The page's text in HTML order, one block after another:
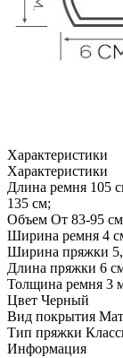
Характеристики
Характеристики
Длина ремня 105
135 см;
Объем От 83-95
Ширина ремня 4
Ширина пряжки
Длина пряжки 6
Толщина ремня 3
Цвет Черный
Вид покрытия
Тип пряжки
Информация